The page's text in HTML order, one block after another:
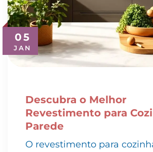
05
JAN
Descubra o Melhor
Revestimento para
Parede
O revestimento para